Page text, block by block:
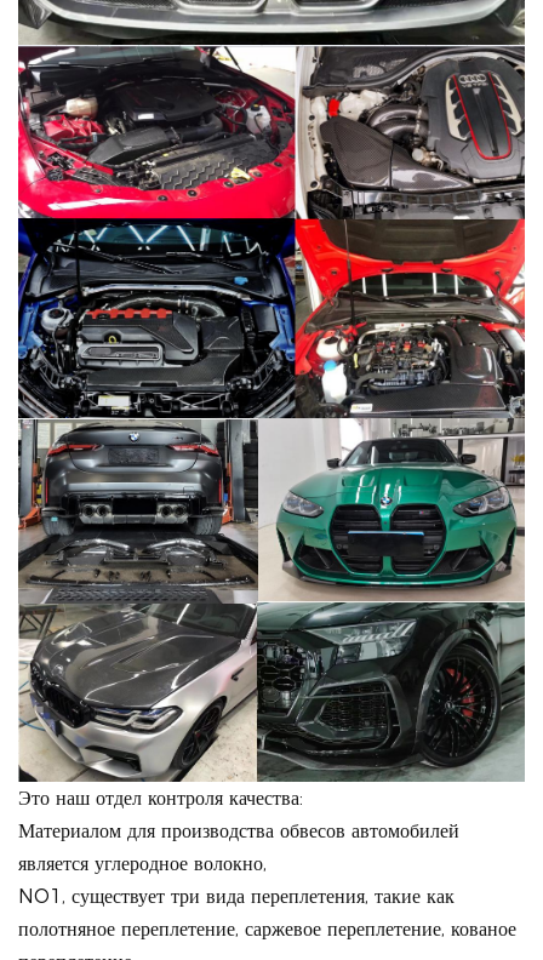
Это наш отдел контроля качества:
Материалом для производства обвесов автомобилей
является углеродное волокно,
NO1, существует три вида переплетения, такие как
полотняное переплетение, саржевое переплетение, кованое